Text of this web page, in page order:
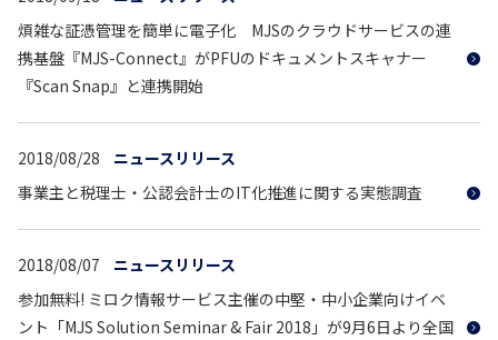
煩雑な証憑管理を簡単に電子化 MJSのクラウドサービスの連
携基盤『MJS-Connect』がPFUのドキュメントスキャナー
『Scan Snap』と連携開始
2018/08/28
ニュースリリース
事業主と税理士・公認会計士のIT化推進に関する実態調査
2018/08/07
ニュースリリース
参加無料! ミロク情報サービス主催の中堅・中小企業向けイベ
ント「MJS Solution Seminar & Fair 2018」が9月6日より全国